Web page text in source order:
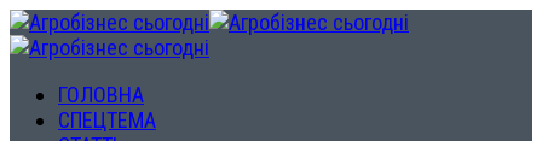
ГОЛОВНА
СПЕЦТЕМА